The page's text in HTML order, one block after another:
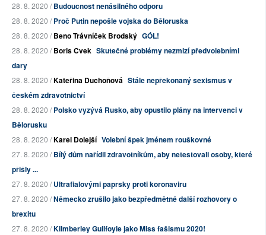
28. 8. 2020 /Budoucnost nenásilného odporu
28. 8. 2020 /Proč Putin nepošle vojska do Běloruska
28. 8. 2020 /Beno Trávníček Brodský GÓL!
28. 8. 2020 /Boris Cvek Skutečné problémy nezmizí předvolebními
dary
28. 8. 2020 /Kateřina Duchoňová Stále nepřekonaný sexismus v
českém zdravotnictví
28. 8. 2020 /Polsko vyzývá Rusko, aby opustilo plány na intervenci v
Bělorusku
28. 8. 2020 /Karel Dolejší Volební špek jménem rouškovné
27. 8. 2020 /Bílý dům nařídil zdravotníkům, aby netestovali osoby, které
přišly ...
27. 8. 2020 /Ultrafialovými paprsky proti koronaviru
27. 8. 2020 /Německo zrušilo jako bezpředmětné další rozhovory o
brexitu
27. 8. 2020 /Kilmberley Guilfoyle jako Miss fašismu 2020!